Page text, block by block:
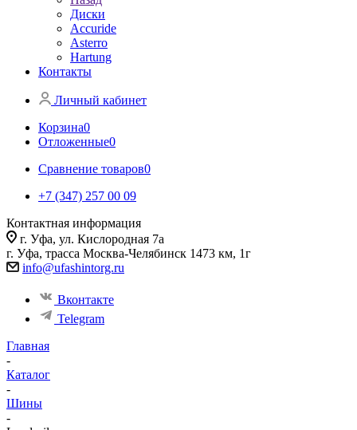
Диски
Accuride
Asterro
Hartung
Контакты
Личный кабинет
Корзина0
Отложенные0
Сравнение товаров0
+7 (347) 257 00 09
Контактная информация
г. Уфа, ул. Кислородная 7а
г. Уфа, трасса Москва-Челябинск 1473 км, 1г
info@ufashintorg.ru
Вконтакте
Telegram
Главная
-
Каталог
-
Шины
-